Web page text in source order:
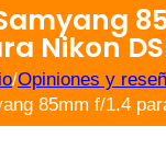
Nikon
/Opiniones y
85mm f/1.4